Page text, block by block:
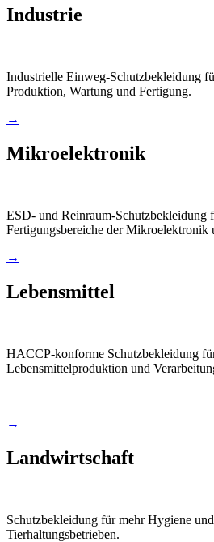
Industrie
Industrielle Einweg-Schutzbekleidung
Produktion, Wartung und Fertigung.
→
Mikroelektronik
ESD- und Reinraum-Schutzbekleidung
Fertigungsbereiche der Mikroelektronik
→
Lebensmittel
HACCP-konforme Schutzbekleidung
Lebensmittelproduktion und
→
Landwirtschaft
Schutzbekleidung für mehr Hygiene
Tierhaltungsbetrieben.